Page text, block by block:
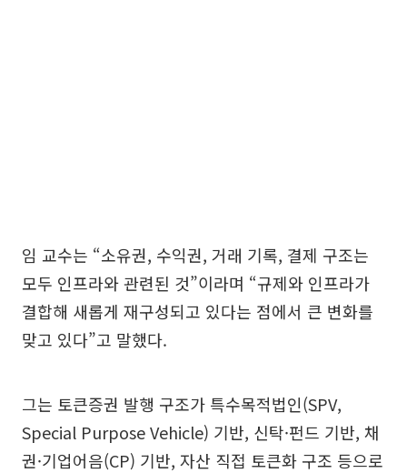
임 교수는 “소유권, 수익권, 거래 기록, 결제 구조는
모두 인프라와 관련된 것”이라며 “규제와 인프라가
결합해 새롭게 재구성되고 있다는 점에서 큰 변화를
맞고 있다”고 말했다.
그는 토큰증권 발행 구조가 특수목적법인(SPV,
Special Purpose Vehicle) 기반, 신탁·펀드 기반, 채
권·기업어음(CP) 기반, 자산 직접 토큰화 구조 등으로